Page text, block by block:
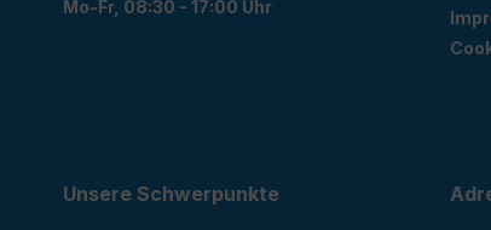
Mo-Fr, 08:30 - 17:00 Uhr
Unsere Schwerpunkte